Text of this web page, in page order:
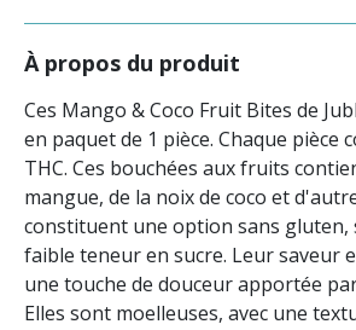
À propos du produit
Ces Mango & Coco Fruit Bites de
en paquet de 1 pièce. Chaque pièce
THC. Ces bouchées aux fruits
mangue, de la noix de coco et
constituent une option sans gluten,
faible teneur en sucre. Leur saveur
une touche de douceur apportée
Elles sont moelleuses, avec une